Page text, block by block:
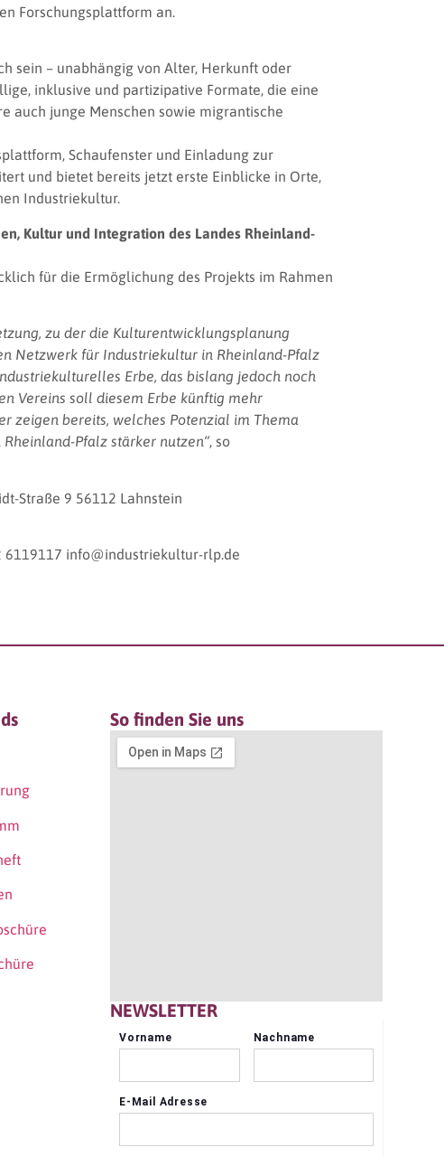
Forschungsplattform an.
sein – unabhängig von Alter, Herkunft oder
inklusive und partizipative Formate, die eine
auch junge Menschen sowie migrantische
Schaufenster und Einladung zur
und bietet bereits jetzt erste Einblicke in Orte,
Industriekultur.
Kultur und Integration des Landes Rheinland-
für die Ermöglichung des Projekts im Rahmen
zu der die Kulturentwicklungsplanung
Netzwerk für Industriekultur in Rheinland-Pfalz
Erbe, das bislang jedoch noch
Vereins soll diesem Erbe künftig mehr
zeigen bereits, welches Potenzial im Thema
Pfalz stärker nutzen“, so
Straße 9 56112 Lahnstein
6119117 info@industriekultur-rlp.de
So finden Sie uns
NEWSLETTER